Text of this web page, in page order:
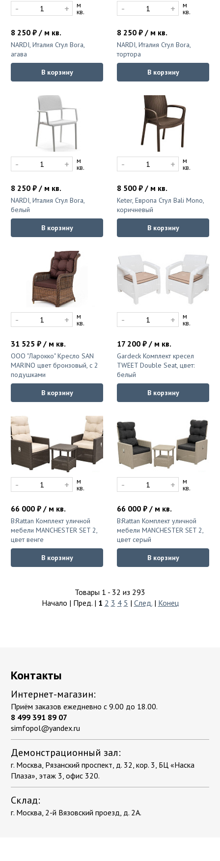
8 250 ₽ / м кв.
NARDI, Италия Стул Bora,
агава
- + м
кв.
В корзину
8 250 ₽ / м кв.
NARDI, Италия Стул Bora,
тортора
- + м
кв.
В корзину
8 250 ₽ / м кв.
NARDI, Италия Стул Bora,
белый
- + м
кв.
В корзину
8 500 ₽ / м кв.
Keter, Европа Стул Bali Mono,
коричневый
- + м
кв.
В корзину
31 525 ₽ / м кв.
ООО "Ларокко" Кресло SAN
MARINO цвет бронзовый, с 2
подушками
- + м
кв.
В корзину
17 200 ₽ / м кв.
Gardeck Комплект кресел
TWEET Double Seat, цвет:
белый
- + м
кв.
В корзину
66 000 ₽ / м кв.
B:Rattan Комплект уличной
мебели MANCHESTER SET 2,
цвет венге
- + м
кв.
В корзину
66 000 ₽ / м кв.
B:Rattan Комплект уличной
мебели MANCHESTER SET 2,
цвет серый
- + м
кв.
В корзину
Товары 1 - 32 из 293
Начало | Пред. | 1 2 3 4 5 | След.| Конец
Контакты
Интернет-магазин:
Приём заказов ежедневно с 9.00 до 18.00.
8 499 391 89 07
simfopol@yandex.ru
Демонстрационный зал:
г. Москва, Рязанский проспект, д. 32, кор. 3, БЦ «Наска
Плаза», этаж 3, офис 320.
Склад:
г. Москва, 2-й Вязовский проезд, д. 2А.